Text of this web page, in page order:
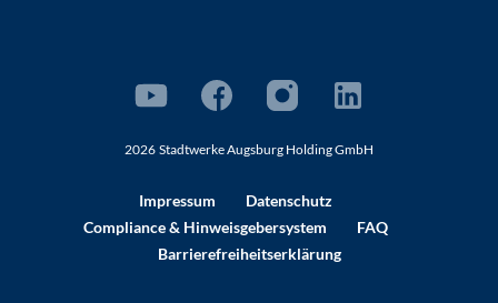
2026 Stadtwerke Augsburg Holding GmbH
Impressum
Datenschutz
Compliance& Hinweisgebersystem
FAQ
Barrierefreiheitserklärung